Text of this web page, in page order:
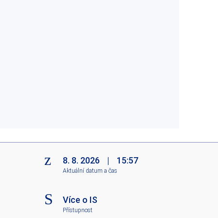
8. 8. 2026 | 15:57
Aktuální datum a čas
Více o IS
Přístupnost